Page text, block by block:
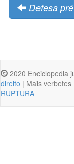
Defesa
2020 Enciclopedia
direito | Mais verbetes
RUPTURA